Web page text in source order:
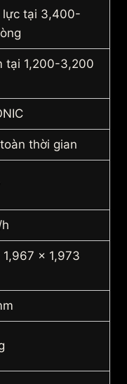
lực tại 3,400-
tại 1,200-3,200
thời gian
x 1,973